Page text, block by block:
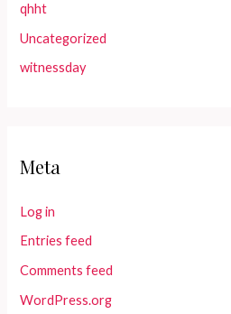
qhht
Uncategorized
witnessday
Meta
Log in
Entries feed
Comments feed
WordPress.org